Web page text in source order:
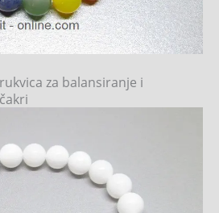
za balansiranje i